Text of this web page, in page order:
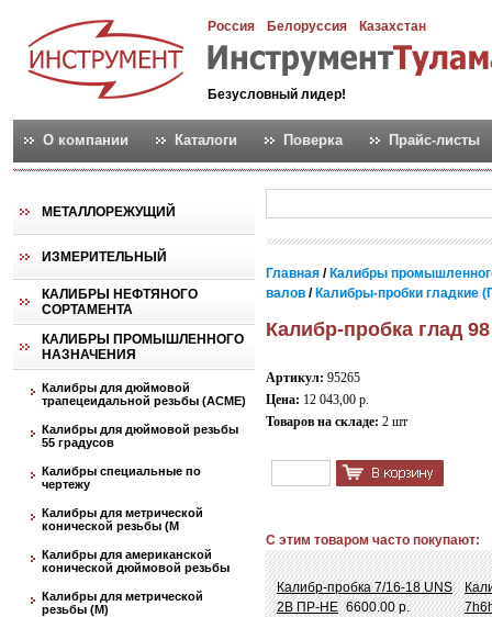
Россия Белоруссия Казахстан
Безусловный лидер!
О компании Каталоги Поверка Прайс-листы
МЕТАЛЛОРЕЖУЩИЙ
ИЗМЕРИТЕЛЬНЫЙ
КАЛИБРЫ НЕФТЯНОГО
СОРТАМЕНТА
КАЛИБРЫ ПРОМЫШЛЕННОГО
НАЗНАЧЕНИЯ
Калибры для дюймовой
трапецеидальной резьбы (АСМЕ)
Калибры для дюймовой резьбы
55 градусов
Калибры специальные по
чертежу
Калибры для метрической
конической резьбы (М
Калибры для американской
конической дюймовой резьбы
Калибры для метрической
резьбы (М)
Главная / Калибры
валов / Калибры-пробки гладкие
Калибр-пробка глад
Артикул: 95265
Цена: 12 043,00 р.
Товаров на складе: 2 шт
С этим товаром часто покупают:
Калибр-пробка 7/16-18 UNS
2B ПР-НЕ 6600.00 р.